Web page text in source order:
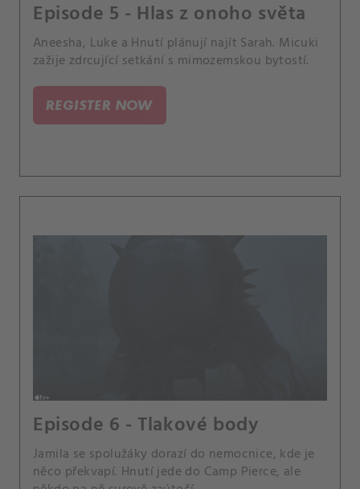
Episode 5 - Hlas z onoho světa
Aneesha, Luke a Hnutí plánují najít Sarah. Micuki
zažije zdrcující setkání s mimozemskou bytostí.
REGISTER NOW
Episode 6 - Tlakové body
Jamila se spolužáky dorazí do nemocnice, kde je
něco překvapí. Hnutí jede do Camp Pierce, ale